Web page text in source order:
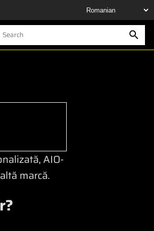
AIO-
marcă.